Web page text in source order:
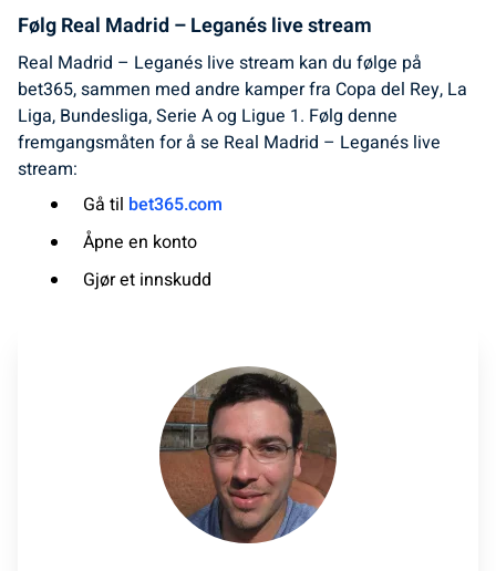
Følg Real Madrid – Leganés live stream
Real Madrid – Leganés live stream kan du følge på
bet365, sammen med andre kamper fra Copa del Rey, La
Liga, Bundesliga, Serie A og Ligue 1. Følg denne
fremgangsmåten for å se Real Madrid – Leganés live
stream:
Gå til bet365.com
Åpne en konto
Gjør et innskudd